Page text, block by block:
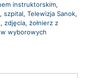
instruktorskim,
, szpital, Telewizja Sanok,
, zdjęcia, żołnierz z
wyborowych